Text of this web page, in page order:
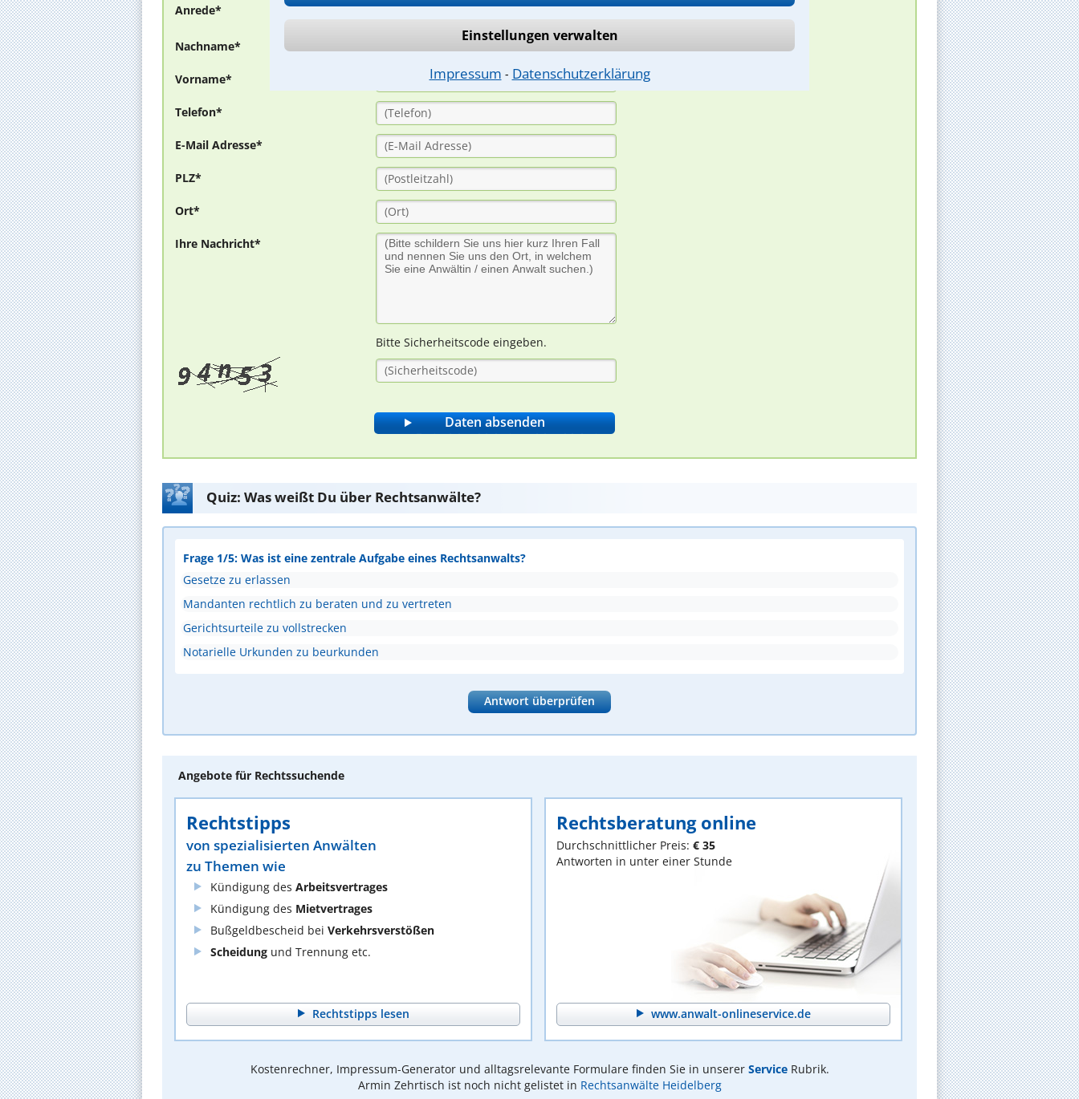
Einstellungen verwalten
Impressum ⁃ Datenschutzerklärung
Anrede* (Anrede)
Nachname*
Vorname*
Telefon*
E-Mail Adresse*
PLZ*
Ort*
Ihre Nachricht*
Bitte Sicherheitscode eingeben.
Quiz: Was weißt Du über Rechtsanwälte?
Frage 1/5: Was ist eine zentrale Aufgabe eines Rechtsanwalts?
Gesetze zu erlassen
Mandanten rechtlich zu beraten und zu vertreten
Gerichtsurteile zu vollstrecken
Notarielle Urkunden zu beurkunden
Antwort überprüfen
Angebote für Rechtssuchende
Rechtstipps
von spezialisierten Anwälten
zu Themen wie
Kündigung des Arbeitsvertrages
Kündigung des Mietvertrages
Bußgeldbescheid bei Verkehrsverstößen
Scheidung und Trennung etc.
Rechtstipps lesen
Rechtsberatung online
Durchschnittlicher Preis: € 35
Antworten in unter einer Stunde
www.anwalt-onlineservice.de
Kostenrechner, Impressum-Generator und alltagsrelevante Formulare finden Sie in unserer ServiceRubrik.
Armin Zehrtisch ist noch nicht gelistet in Rechtsanwälte Heidelberg